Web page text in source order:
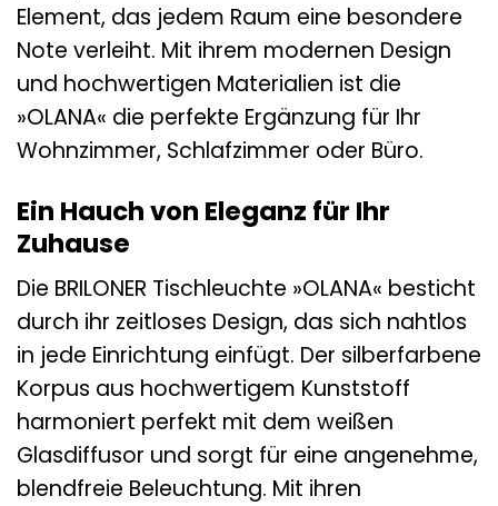
Element, das jedem Raum eine besondere
Note verleiht. Mit ihrem modernen Design
und hochwertigen Materialien ist die
»OLANA« die perfekte Ergänzung für Ihr
Wohnzimmer, Schlafzimmer oder Büro.
Ein Hauch von Eleganz für Ihr
Zuhause
Die BRILONER Tischleuchte »OLANA« besticht
durch ihr zeitloses Design, das sich nahtlos
in jede Einrichtung einfügt. Der silberfarbene
Korpus aus hochwertigem Kunststoff
harmoniert perfekt mit dem weißen
Glasdiffusor und sorgt für eine angenehme,
blendfreie Beleuchtung. Mit ihren